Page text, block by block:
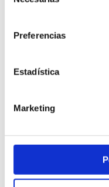
Preferencias
Estadística
Marketing
Mueble baño de
1.120,00€